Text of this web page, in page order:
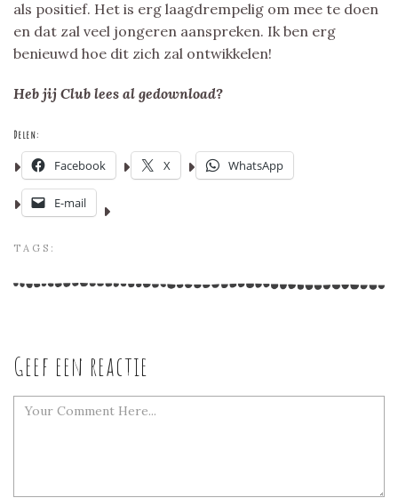
als positief. Het is erg laagdrempelig om mee te doen
en dat zal veel jongeren aanspreken. Ik ben erg
benieuwd hoe dit zich zal ontwikkelen!
Heb jij Club lees al gedownload?
Delen:
Facebook X WhatsApp
E-mail
TAGS:
Geef een reactie